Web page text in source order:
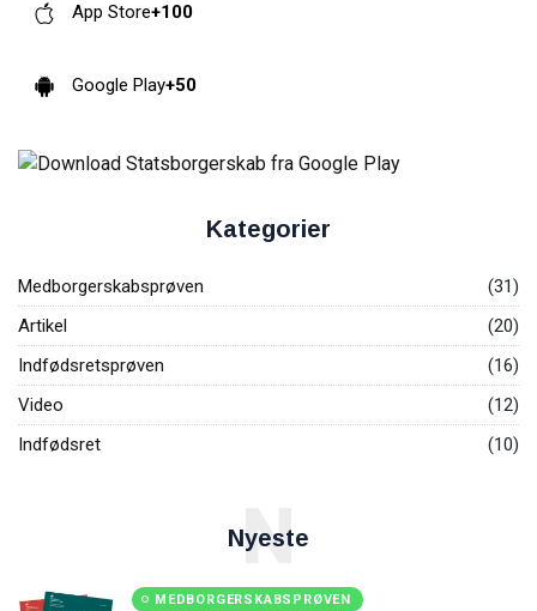
App Store+100
Google Play+50
Kategorier
Medborgerskabsprøven
(31)
Artikel
(20)
Indfødsretsprøven
(16)
Video
(12)
Indfødsret
(10)
Nyeste
N
MEDBORGERSKABSPRØVEN